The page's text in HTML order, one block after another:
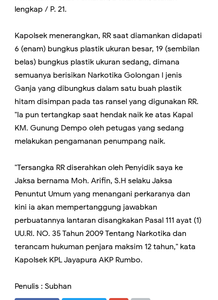
lengkap / P. 21.
Kapolsek menerangkan, RR saat diamankan didapati
6 (enam) bungkus plastik ukuran besar, 19 (sembilan
belas) bungkus plastik ukuran sedang, dimana
semuanya berisikan Narkotika Golongan I jenis
Ganja yang dibungkus dalam satu buah plastik
hitam disimpan pada tas ransel yang digunakan RR.
"Ia pun tertangkap saat hendak naik ke atas Kapal
KM. Gunung Dempo oleh petugas yang sedang
melakukan pengamanan penumpang naik.
"Tersangka RR diserahkan oleh Penyidik saya ke
Jaksa bernama Moh. Arifin, S.H selaku Jaksa
Penuntut Umum yang menangani perkaranya dan
kini ia akan mempertanggung jawabkan
perbuatannya lantaran disangkakan Pasal 111 ayat (1)
UU.RI. NO. 35 Tahun 2009 Tentang Narkotika dan
terancam hukuman penjara maksim 12 tahun," kata
Kapolsek KPL Jayapura AKP Rumbo.
Penulis : Subhan